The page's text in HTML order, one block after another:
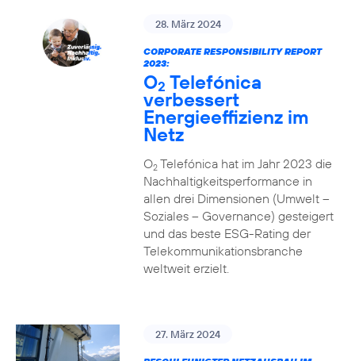
28. März 2024
CORPORATE RESPONSIBILITY REPORT
2023:
O2 Telefónica
verbessert
Energieeffizienz im
Netz
O2Telefónica hat im Jahr 2023 die
Nachhaltigkeitsperformance in
allen drei Dimensionen (Umwelt –
Soziales – Governance) gesteigert
und das beste ESG-Rating der
Telekommunikationsbranche
weltweit erzielt.
27. März 2024